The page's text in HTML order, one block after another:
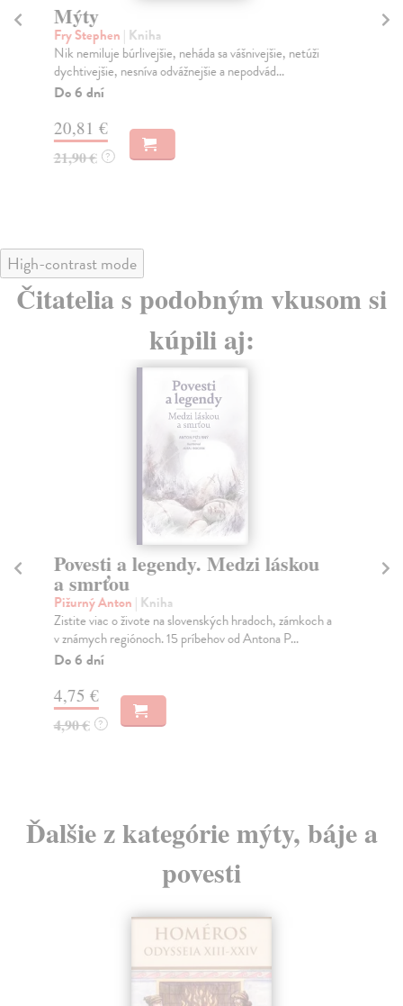
Mýty
Fry Stephen | Kniha
Nik nemiluje búrlivejšie, neháda sa vášnivejšie, netúži
dychtivejšie, nesníva odvážnejšie a nepodvád...
Do 6 dní
20,81 €
21,90 € ?
High-contrast mode
Čitatelia s podobným vkusom si
kúpili aj:
Povesti a legendy. Medzi láskou
a smrťou
Pižurný Anton | Kniha
Zistite viac o živote na slovenských hradoch, zámkoch a
v známych regiónoch. 15 príbehov od Antona P...
Do 6 dní
4,75 €
4,90 € ?
Ďalšie z kategórie mýty, báje a
povesti